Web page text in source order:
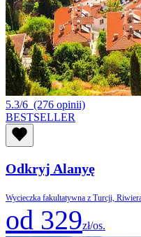
5.3/6 (276 opinii)
BESTSELLER
Odkryj Alanyę
Wycieczka fakultatywna z Turcji,
od 329zł/os.